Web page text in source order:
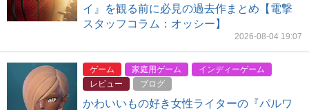
イ』を観る前に必見の過去作まとめ【電撃
スタッフコラム：オッシー】
2026-08-04 19:07
ゲーム 家庭用ゲーム
インディーゲーム
レビュー
ブログ
かわいいもの好き女性ライターの『パルワ